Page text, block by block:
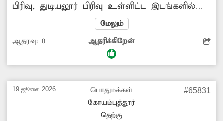
பிரிவு, துடியலூர் பிரிவு உள்ளிட்ட இடங்களில்
தினமும் போக்குவரத்து நெரிசல் அதிகரித்து
வருகிறது. இதற்கு காரணம், அந்த பகுதிகளில்
சாலையோரங்களில் வாகனங்கள்
நிறுத்தப்படுவதுதான். மேலும் சாலைகளில்
அங்கு வாகனங்கள் நிறுத்துவதையும்,
ஆக்கிரமிப்புகளையும் தடுக்க வேண்டும்.
மேலும்
ஆதரவு: 0 ஆதரிக்கிறேன்
19 ஜூலை 2026
பொதுமக்கள்
கோயம்புத்தூர்
தெற்கு
#65831